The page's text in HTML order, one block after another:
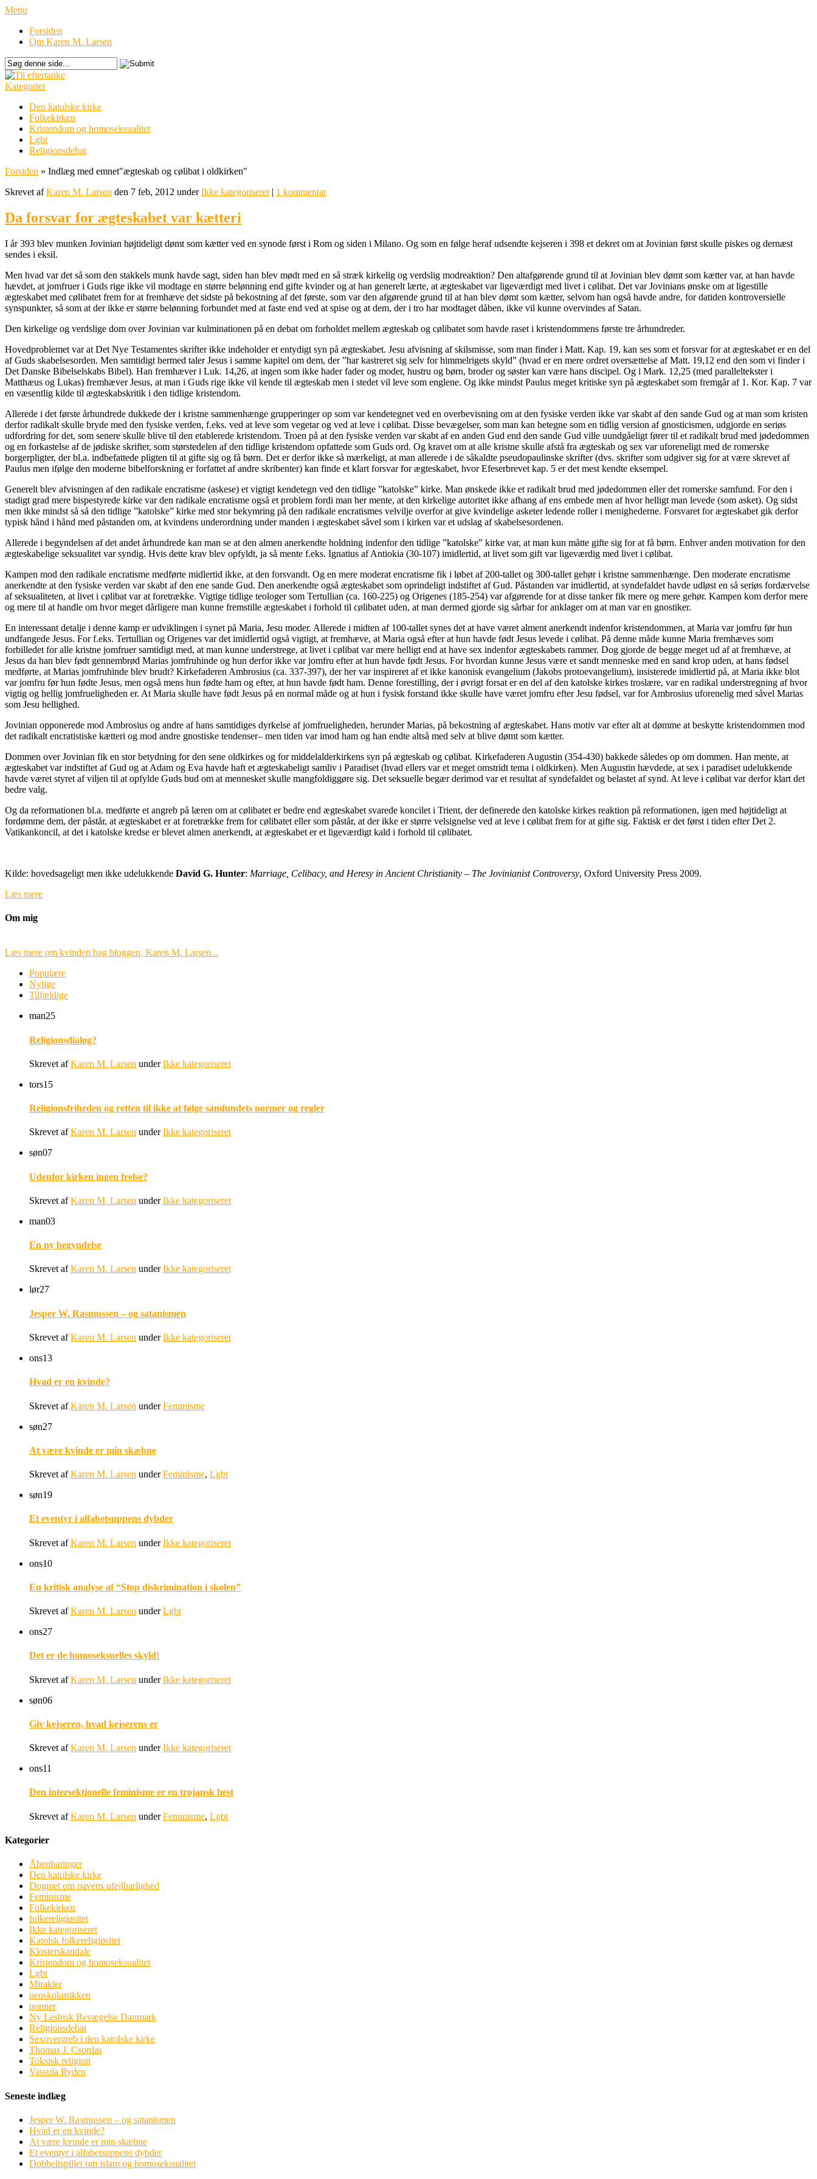
Menu
Forsiden
Om Karen M. Larsen
Kategorier
Den katolske kirke
Folkekirken
Kristendom og homoseksualitet
Lgbt
Religionsdebat
Forsiden » Indlæg med emnet"ægteskab og cølibat i oldkirken"
Skrevet afKaren M. Larsen den 7 feb, 2012 underIkke kategoriseret | 1 kommentar
Da forsvar for ægteskabet var kætteri
I år 393 blev munken Jovinian højtideligt dømt som kætter ved en synode først i Rom og siden i Milano. Og som en følge heraf udsendte kejseren i 398 et dekret om at Jovinian først skulle piskes og dernæst
sendes i eksil.
Men hvad var det så som den stakkels munk havde sagt, siden han blev mødt med en så stræk kirkelig og verdslig modreaktion? Den altafgørende grund til at Jovinian blev dømt som kætter var, at han havde
hævdet, at jomfruer i Guds rige ikke vil modtage en større belønning end gifte kvinder og at han generelt lærte, at ægteskabet var ligeværdigt med livet i cølibat. Det var Jovinians ønske om at ligestille
ægteskabet med cølibatet frem for at fremhæve det sidste på bekostning af det første, som var den afgørende grund til at han blev dømt som kætter, selvom han også havde andre, for datiden kontroversielle
synspunkter, så som at der ikke er større belønning forbundet med at faste end ved at spise og at dem, der i tro har modtaget dåben, ikke vil kunne overvindes af Satan.
Den kirkelige og verdslige dom over Jovinian var kulminationen på en debat om forholdet mellem ægteskab og cølibatet som havde raset i kristendommens første tre århundreder.
Hovedproblemet var at Det Nye Testamentes skrifter ikke indeholder et entydigt syn på ægteskabet. Jesu afvisning af skilsmisse, som man finder i Matt. Kap. 19, kan ses som et forsvar for at ægteskabet er en del
af Guds skabelsesorden. Men samtidigt hermed taler Jesus i samme kapitel om dem, der ”har kastreret sig selv for himmelrigets skyld” (hvad er en mere ordret oversættelse af Matt. 19,12 end den som vi finder i
Det Danske Bibelselskabs Bibel). Han fremhæver i Luk. 14,26, at ingen som ikke hader fader og moder, hustru og børn, broder og søster kan være hans discipel. Og i Mark. 12,25 (med paralleltekster i
Matthæus og Lukas) fremhæver Jesus, at man i Guds rige ikke vil kende til ægteskab men i stedet vil leve som englene. Og ikke mindst Paulus meget kritiske syn på ægteskabet som fremgår af 1. Kor. Kap. 7 var
en væsentlig kilde til ægteskabskritik i den tidlige kristendom.
Allerede i det første århundrede dukkede der i kristne sammenhænge grupperinger op som var kendetegnet ved en overbevisning om at den fysiske verden ikke var skabt af den sande Gud og at man som kristen
derfor radikalt skulle bryde med den fysiske verden, f.eks. ved at leve som vegetar og ved at leve i cølibat. Disse bevægelser, som man kan betegne som en tidlig version af gnosticismen, udgjorde en seriøs
udfordring for det, som senere skulle blive til den etablerede kristendom. Troen på at den fysiske verden var skabt af en anden Gud end den sande Gud ville uundgåeligt fører til et radikalt brud med jødedommen
og en forkastelse af de jødiske skrifter, som størstedelen af den tidlige kristendom opfattede som Guds ord. Og kravet om at alle kristne skulle afstå fra ægteskab og sex var uforeneligt med de romerske
borgerpligter, der bl.a. indbefattede pligten til at gifte sig og få børn. Det er derfor ikke så mærkeligt, at man allerede i de såkaldte pseudopaulinske skrifter (dvs. skrifter som udgiver sig for at være skrevet af
Paulus men ifølge den moderne bibelforskning er forfattet af andre skribenter) kan finde et klart forsvar for ægteskabet, hvor Efeserbrevet kap. 5 er det mest kendte eksempel.
Generelt blev afvisningen af den radikale encratisme (askese) et vigtigt kendetegn ved den tidlige ”katolske” kirke. Man ønskede ikke et radikalt brud med jødedommen eller det romerske samfund. For den i
stadigt grad mere bispestyrede kirke var den radikale encratisme også et problem fordi man her mente, at den kirkelige autoritet ikke afhang af ens embede men af hvor helligt man levede (som asket). Og sidst
men ikke mindst så så den tidlige ”katolske” kirke med stor bekymring på den radikale encratismes velvilje overfor at give kvindelige asketer ledende roller i menighederne. Forsvaret for ægteskabet gik derfor
typisk hånd i hånd med påstanden om, at kvindens underordning under manden i ægteskabet såvel som i kirken var et udslag af skabelsesordenen.
Allerede i begyndelsen af det andet århundrede kan man se at den almen anerkendte holdning indenfor den tidlige ”katolske” kirke var, at man kun måtte gifte sig for at få børn. Enhver anden motivation for den
ægteskabelige seksualitet var syndig. Hvis dette krav blev opfyldt, ja så mente f.eks. Ignatius af Antiokia (30-107) imidlertid, at livet som gift var ligeværdig med livet i cølibat.
Kampen mod den radikale encratisme medførte midlertid ikke, at den forsvandt. Og en mere moderat encratisme fik i løbet af 200-tallet og 300-tallet gehør i kristne sammenhænge. Den moderate encratisme
anerkendte at den fysiske verden var skabt af den ene sande Gud. Den anerkendte også ægteskabet som oprindeligt indstiftet af Gud. Påstanden var imidlertid, at syndefaldet havde udløst en så seriøs fordærvelse
af seksualiteten, at livet i cølibat var at foretrække. Vigtige tidlige teologer som Tertullian (ca. 160-225) og Origenes (185-254) var afgørende for at disse tanker fik mere og mere gehør. Kampen kom derfor mere
og mere til at handle om hvor meget dårligere man kunne fremstille ægteskabet i forhold til cølibatet uden, at man dermed gjorde sig sårbar for anklager om at man var en gnostiker.
En interessant detalje i denne kamp er udviklingen i synet på Maria, Jesu moder. Allerede i midten af 100-tallet synes det at have været alment anerkendt indenfor kristendommen, at Maria var jomfru før hun
undfangede Jesus. For f.eks. Tertullian og Origenes var det imidlertid også vigtigt, at fremhæve, at Maria også efter at hun havde født Jesus levede i cølibat. På denne måde kunne Maria fremhæves som
forbilledet for alle kristne jomfruer samtidigt med, at man kunne understrege, at livet i cølibat var mere helligt end at have sex indenfor ægteskabets rammer. Dog gjorde de begge meget ud af at fremhæve, at
Jesus da han blev født gennembrød Marias jomfruhinde og hun derfor ikke var jomfru efter at hun havde født Jesus. For hvordan kunne Jesus være et sandt menneske med en sand krop uden, at hans fødsel
medførte, at Marias jomfruhinde blev brudt? Kirkefaderen Ambrosius (ca. 337-397), der her var inspireret af et ikke kanonisk evangelium (Jakobs protoevangelium), insisterede imidlertid på, at Maria ikke blot
var jomfru før hun fødte Jesus, men også mens hun fødte ham og efter, at hun havde født ham. Denne forestilling, der i øvrigt forsat er en del af den katolske kirkes troslære, var en radikal understregning af hvor
vigtig og hellig jomfrueligheden er. At Maria skulle have født Jesus på en normal måde og at hun i fysisk forstand ikke skulle have været jomfru efter Jesu fødsel, var for Ambrosius uforenelig med såvel Marias
som Jesu hellighed.
Jovinian opponerede mod Ambrosius og andre af hans samtidiges dyrkelse af jomfrueligheden, herunder Marias, på bekostning af ægteskabet. Hans motiv var efter alt at dømme at beskytte kristendommen mod
det radikalt encratistiske kætteri og mod andre gnostiske tendenser– men tiden var imod ham og han endte altså med selv at blive dømt som kætter.
Dommen over Jovinian fik en stor betydning for den sene oldkirkes og for middelalderkirkens syn på ægteskab og cølibat. Kirkefaderen Augustin (354-430) bakkede således op om dommen. Han mente, at
ægteskabet var indstiftet af Gud og at Adam og Eva havde haft et ægteskabeligt samliv i Paradiset (hvad ellers var et meget omstridt tema i oldkirken). Men Augustin hævdede, at sex i paradiset udelukkende
havde været styret af viljen til at opfylde Guds bud om at mennesket skulle mangfoldiggøre sig. Det seksuelle begær derimod var et resultat af syndefaldet og belastet af synd. At leve i cølibat var derfor klart det
bedre valg.
Og da reformationen bl.a. medførte et angreb på læren om at cølibatet er bedre end ægteskabet svarede koncilet i Trient, der definerede den katolske kirkes reaktion på reformationen, igen med højtideligt at
fordømme dem, der påstår, at ægteskabet er at foretrække frem for cølibatet eller som påstår, at der ikke er større velsignelse ved at leve i cølibat frem for at gifte sig. Faktisk er det først i tiden efter Det 2.
Vatikankoncil, at det i katolske kredse er blevet almen anerkendt, at ægteskabet er et ligeværdigt kald i forhold til cølibatet.
Kilde: hovedsageligt men ikke udelukkende David G. Hunter: Marriage, Celibacy, and Heresy in Ancient Christianity – The Jovinianist Controversy, Oxford University Press 2009.
Læs mere
Om mig
Læs mere om kvinden bag bloggen, Karen M. Larsen...
Populære
Nylige
Tilfældige
man25
Religionsdialog?
Skrevet afKaren M. Larsen underIkke kategoriseret
tors15
Religionsfriheden og retten til ikke at følge samfundets normer og regler
Skrevet afKaren M. Larsen underIkke kategoriseret
søn07
Udenfor kirken ingen frelse?
Skrevet afKaren M. Larsen underIkke kategoriseret
man03
En ny begyndelse
Skrevet afKaren M. Larsen underIkke kategoriseret
lør27
Jesper W. Rasmussen – og satanismen
Skrevet afKaren M. Larsen underIkke kategoriseret
ons13
Hvad er en kvinde?
Skrevet afKaren M. Larsen underFeminisme
søn27
At være kvinde er min skæbne
Skrevet afKaren M. Larsen underFeminisme, Lgbt
søn19
Et eventyr i alfabetsuppens dybder
Skrevet afKaren M. Larsen underIkke kategoriseret
ons10
En kritisk analyse af “Stop diskrimination i skolen”
Skrevet afKaren M. Larsen underLgbt
ons27
Det er de homoseksuelles skyld!
Skrevet afKaren M. Larsen underIkke kategoriseret
søn06
Giv kejseren, hvad kejserens er
Skrevet afKaren M. Larsen underIkke kategoriseret
ons11
Den intersektionelle feminisme er en trojansk hest
Skrevet afKaren M. Larsen underFeminisme, Lgbt
Kategorier
Åbenbaringer
Den katolske kirke
Dogmet om pavens ufejlbarlighed
Feminisme
Folkekirken
folkereligiøsitet
Ikke kategoriseret
Katolsk folkereligiøsitet
Klosterskandale
Kristendom og homoseksualitet
Lgbt
Mirakler
neoskolastikken
nonner
Ny Lesbisk Bevægelse Danmark
Religionsdebat
Sexovergreb i den katolske kirke
Thomas J. Csordas
Toksisk religion
Vassula Ryden
Seneste indlæg
Jesper W. Rasmussen – og satanismen
Hvad er en kvinde?
At være kvinde er min skæbne
Et eventyr i alfabetsuppens dybder
Dobbeltspillet om islam og homoseksualitet